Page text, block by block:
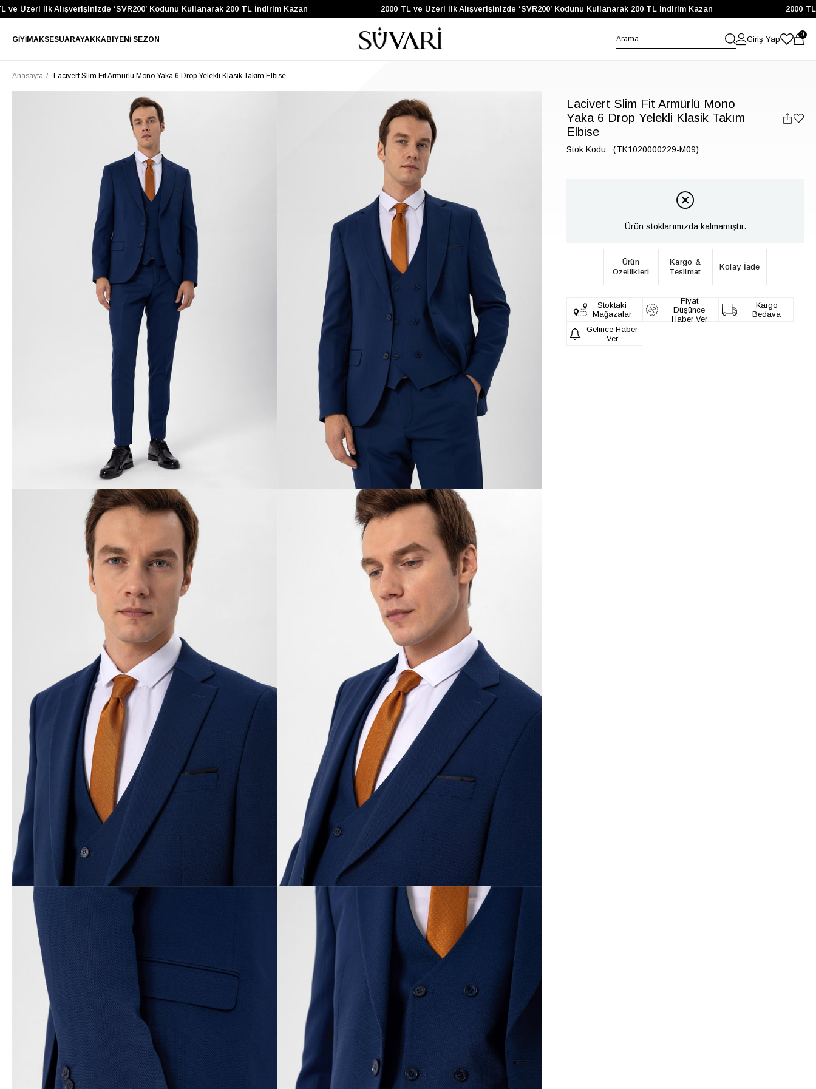
İlk Alışverişinizde ‘SVR200’ Kodunu Kullanarak 200 TL İndirim Kazan 2000 TL ve Üzeri İlk Alışverişinizde ‘SVR200’ Kodunu Kullanarak 200 TL İndirim Kazan 2000 TL ve
GIYIMAKSESUARAYAKKABIYENI SEZON Giriş Yap
0
Anasayfa Lacivert Slim Fit Armürlü Mono Yaka 6 Drop Yelekli Klasik Takım Elbise
Lacivert Slim Fit Armürlü Mono
Yaka 6 Drop Yelekli Klasik Takım
Elbise
Stok Kodu (TK1020000229-M09)
Ürün stoklarımızda kalmamıştır.
Ürün
Özellikleri
Kargo &
Teslimat
Kolay İade
Stoktaki
Mağazalar
Fiyat
Düşünce
Haber Ver
Kargo
Bedava
Gelince Haber
Ver